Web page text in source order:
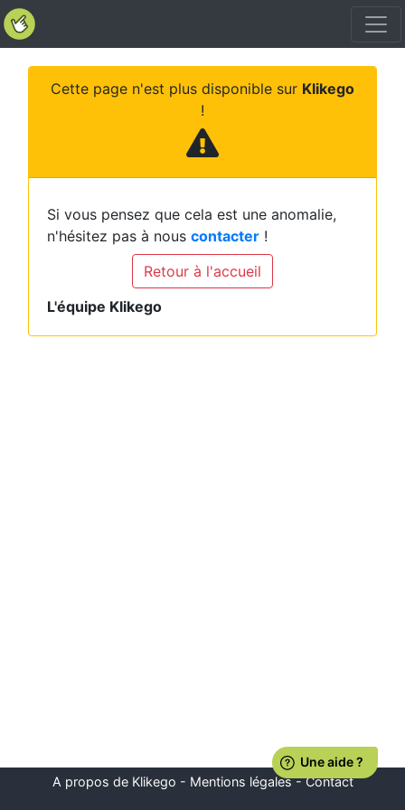
Cette page n'est plus disponible sur Klikego
!
Si vous pensez que cela est une anomalie,
n'hésitez pas à nous contacter !
Retour à l'accueil
L'équipe Klikego
A propos de Klikego - Mentions légales-Contact